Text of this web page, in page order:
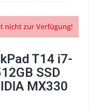
nicht zur Verfügung!
T14 i7-
SSD
MX330